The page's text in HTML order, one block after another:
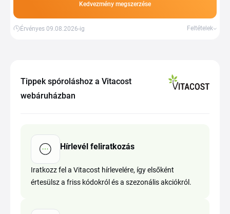
Kedvezmény megszerzése
Érvényes 09.08.2026-ig Feltételek
Tippek spóroláshoz a Vitacost
webáruházban
Hírlevél feliratkozás
Iratkozz fel a Vitacost hírlevelére, így elsőként
értesülsz a friss kódokról és a szezonális akciókról.